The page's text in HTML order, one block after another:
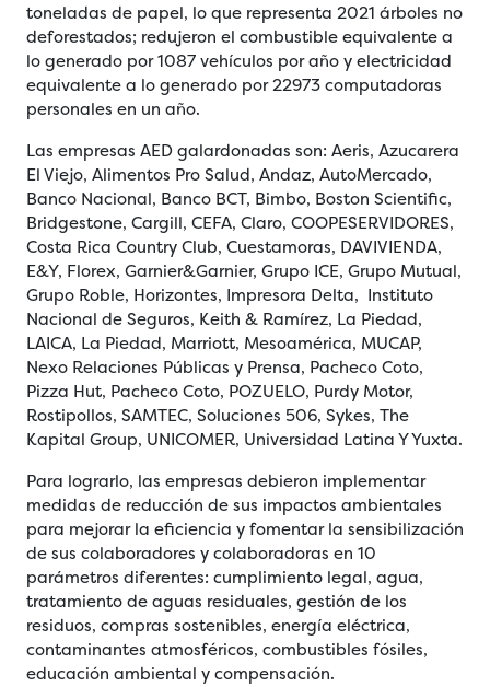
toneladas de papel, lo que representa 2021 árboles no
deforestados; redujeron el combustible equivalente a
lo generado por 1087 vehículos por año y electricidad
equivalente a lo generado por 22973 computadoras
personales en un año.
Las empresas AED galardonadas son: Aeris, Azucarera
El Viejo, Alimentos Pro Salud, Andaz, AutoMercado,
Banco Nacional, Banco BCT, Bimbo, Boston Scientific,
Bridgestone, Cargill, CEFA, Claro, COOPESERVIDORES,
Costa Rica Country Club, Cuestamoras, DAVIVIENDA,
E&Y, Florex, Garnier&Garnier, Grupo ICE, Grupo Mutual,
Grupo Roble, Horizontes, Impresora Delta, Instituto
Nacional de Seguros, Keith & Ramírez, La Piedad,
LAICA, La Piedad, Marriott, Mesoamérica, MUCAP,
Nexo Relaciones Públicas y Prensa, Pacheco Coto,
Pizza Hut, Pacheco Coto, POZUELO, Purdy Motor,
Rostipollos, SAMTEC, Soluciones 506, Sykes, The
Kapital Group, UNICOMER, Universidad Latina Y Yuxta.
Para lograrlo, las empresas debieron implementar
medidas de reducción de sus impactos ambientales
para mejorar la eficiencia y fomentar la sensibilización
de sus colaboradores y colaboradoras en 10
parámetros diferentes: cumplimiento legal, agua,
tratamiento de aguas residuales, gestión de los
residuos, compras sostenibles, energía eléctrica,
contaminantes atmosféricos, combustibles fósiles,
educación ambiental y compensación.